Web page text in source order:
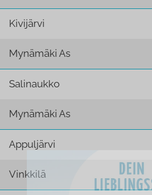
Kivijärvi
Mynämäki As
Salinaukko
Mynämäki As
Appuljärvi
Vinkkilä